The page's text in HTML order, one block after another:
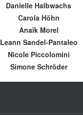
Danielle Halbwachs
Carola Höhn
Anaïk Morel
Leann Sandel-Pantaleo
Nicole Piccolomini
Simone Schröder